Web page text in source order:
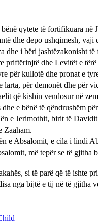
qytete të fortifikuara në
dhe depo ushqimesh, vaji
dhe i bëri jashtëzakonisht
priftërinjtë dhe Levitët e
për kullotë dhe pronat e
për demonët dhe për
që kishin vendosur në
e bënë të qëndrushëm
e Jerimothit, birit të
Zaaham.
e Absalomit, e cila i lindi
më tepër se të gjitha
si të parë që të ishte
nga bijtë e tij në të gjitha